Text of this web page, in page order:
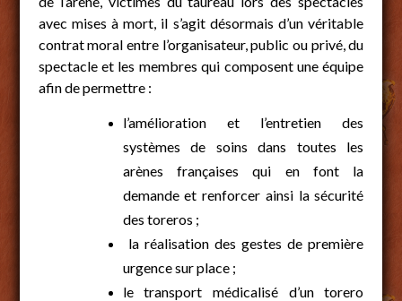
avec mises à mort, il s’agit désormais d’un véritable
contrat moral entre l’organisateur, public ou privé, du
spectacle et les membres qui composent une équipe
afin de permettre :
l’amélioration et l’entretien des
systèmes de soins dans toutes les
arènes françaises qui en font la
demande et renforcer ainsi la sécurité
des toreros ;
la réalisation des gestes de première
urgence sur place ;
le transport médicalisé d’un torero